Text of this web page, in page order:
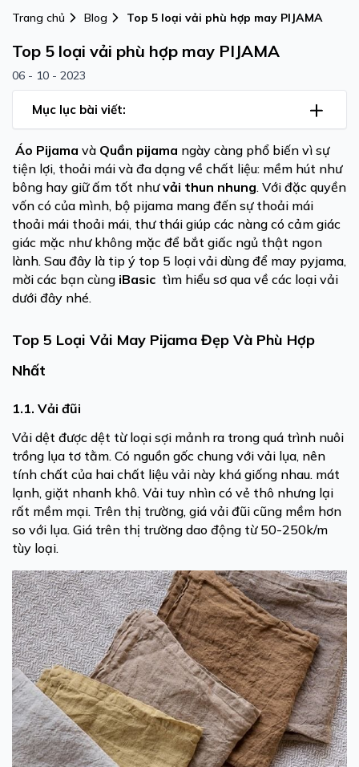
Trang chủ Blog Top 5 loại vải phù hợp may PIJAMA
Top 5 loại vải phù hợp may PIJAMA
06 - 10 - 2023
Mục lục bài viết:
Áo Pijama và Quần pijama ngày càng phổ biến vì sự
tiện lợi, thoải mái và đa dạng về chất liệu: mềm hút như
bông hay giữ ấm tốt nhưvải thun nhung. Với đặc quyền
vốn có của mình, bộ pijama mang đến sự thoải mái
thoải mái thoải mái, thư thái giúp các nàng có cảm giác
giác mặc như không mặc để bắt giấc ngủ thật ngon
lành. Sau đây là tip ý top 5 loại vải dùng để may pyjama,
mời các bạn cùng iBasic tìm hiểu sơ qua về các loại vải
dưới đây nhé.
Top 5 Loại Vải May Pijama Đẹp Và Phù Hợp
Nhất
1.1. Vải đũi
Vải dệt được dệt từ loại sợi mảnh ra trong quá trình nuôi
trồng lụa tơ tằm. Có nguồn gốc chung với vải lụa, nên
tính chất của hai chất liệu vải này khá giống nhau. mát
lạnh, giặt nhanh khô. Vải tuy nhìn có vẻ thô nhưng lại
rất mềm mại. Trên thị trường, giá vải đũi cũng mềm hơn
so với lụa. Giá trên thị trường dao động từ 50-250k/m
tùy loại.